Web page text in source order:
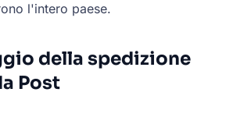
l'intero paese.
della spedizione
Post